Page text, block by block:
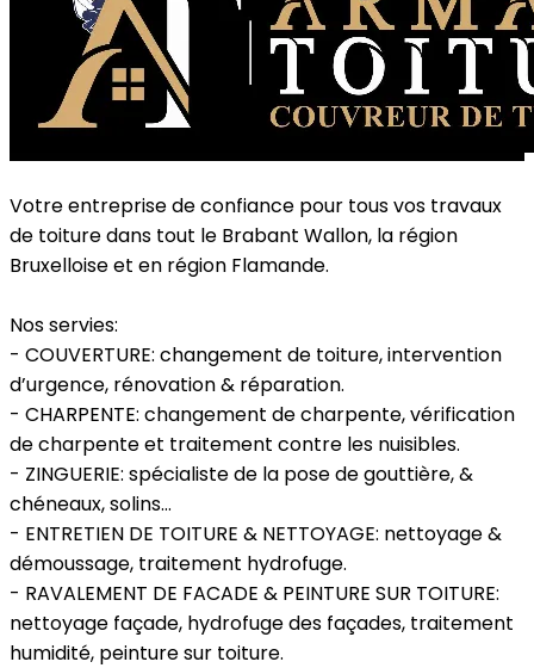
Votre entreprise de confiance pour tous vos travaux
de toiture dans tout le Brabant Wallon, la région
Bruxelloise et en région Flamande.
Nos servies:
- COUVERTURE: changement de toiture, intervention
d’urgence, rénovation & réparation.
- CHARPENTE: changement de charpente, vérification
de charpente et traitement contre les nuisibles.
- ZINGUERIE: spécialiste de la pose de gouttière, &
chéneaux, solins…
- ENTRETIEN DE TOITURE & NETTOYAGE: nettoyage &
démoussage, traitement hydrofuge.
- RAVALEMENT DE FACADE & PEINTURE SUR TOITURE:
nettoyage façade, hydrofuge des façades, traitement
humidité, peinture sur toiture.